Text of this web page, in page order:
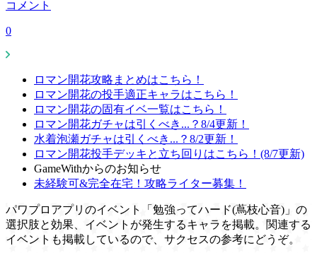
コメント
0
ロマン開花攻略まとめはこちら！
ロマン開花の投手適正キャラはこちら！
ロマン開花の固有イベ一覧はこちら！
ロマン開花ガチャは引くべき...？8/4更新！
水着泡瀬ガチャは引くべき...？8/2更新！
ロマン開花投手デッキと立ち回りはこちら！(8/7更新)
GameWithからのお知らせ
未経験可&完全在宅！攻略ライター募集！
パワプロアプリのイベント「勉強ってハード(蔦枝心音)」の
選択肢と効果、イベントが発生するキャラを掲載。関連する
イベントも掲載しているので、サクセスの参考にどうぞ。